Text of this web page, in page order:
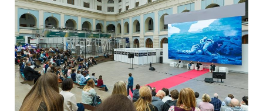
Контакты
ВКОНТАКТЕ TELEGRAM
РУССКИЙ ENGLISH CHINESE